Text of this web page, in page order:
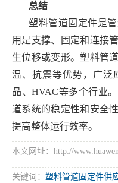
总结
塑料管道固定件是
用是支撑、固定和连接
生位移或变形。塑料管
温、抗震等优势，广泛
品、HVAC等多个行业
道系统的稳定性和安全
提高整体运行效率。
本文网址：http://
关键词： 塑料管道固定件供